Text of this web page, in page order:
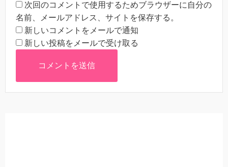
次回のコメントで使用するためブラウザーに自分の
名前、メールアドレス、サイトを保存する。
新しいコメントをメールで通知
新しい投稿をメールで受け取る